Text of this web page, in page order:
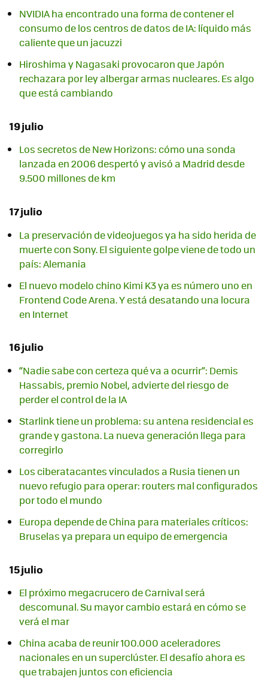
NVIDIA ha encontrado una forma de contener el
consumo de los centros de datos de IA: líquido más
caliente que un jacuzzi
Hiroshima y Nagasaki provocaron que Japón
rechazara por ley albergar armas nucleares. Es algo
que está cambiando
19 julio
Los secretos de New Horizons: cómo una sonda
lanzada en 2006 despertó y avisó a Madrid desde
9.500 millones de km
17 julio
La preservación de videojuegos ya ha sido herida de
muerte con Sony. El siguiente golpe viene de todo un
país: Alemania
El nuevo modelo chino Kimi K3 ya es número uno en
Frontend Code Arena. Y está desatando una locura
en Internet
16 julio
“Nadie sabe con certeza qué va a ocurrir”: Demis
Hassabis, premio Nobel, advierte del riesgo de
perder el control de la IA
Starlink tiene un problema: su antena residencial es
grande y gastona. La nueva generación llega para
corregirlo
Los ciberatacantes vinculados a Rusia tienen un
nuevo refugio para operar: routers mal configurados
por todo el mundo
Europa depende de China para materiales críticos:
Bruselas ya prepara un equipo de emergencia
15 julio
El próximo megacrucero de Carnival será
descomunal. Su mayor cambio estará en cómo se
verá el mar
China acaba de reunir 100.000 aceleradores
nacionales en un superclúster. El desafío ahora es
que trabajen juntos con eficiencia